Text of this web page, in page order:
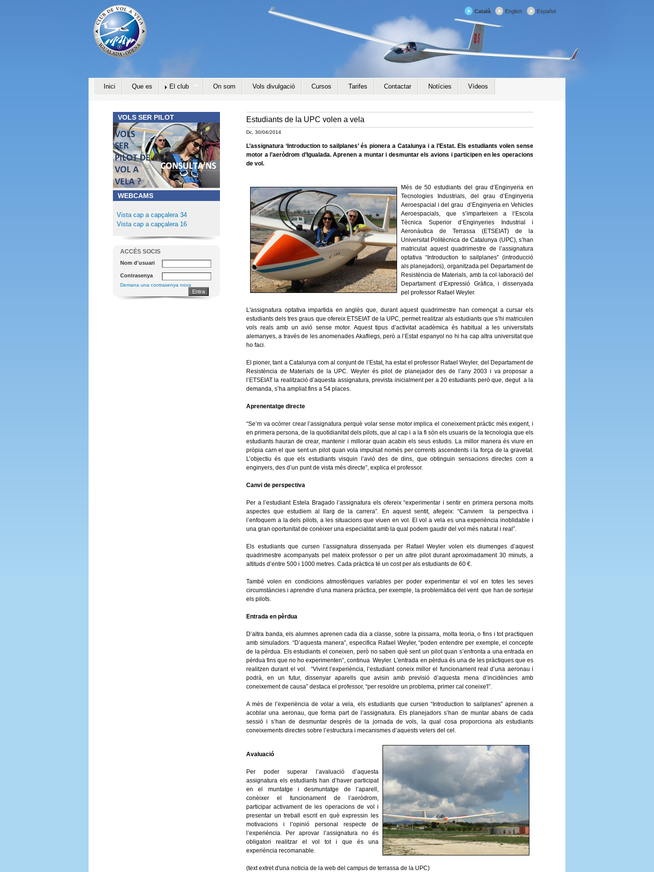
Català English Español
Estudiants de la UPC volen a vela
Dc, 30/04/2014
L’assignatura ‘Introduction to sailplanes’ és pionera a Catalunya i a l’Estat. Els estudiants volen sense
motor a l’aeròdrom d’Igualada. Aprenen a muntar i desmuntar els avions i participen en les operacions
de vol.
Més de 50 estudiants del grau d’Enginyeria en
Tecnologies Industrials, del grau d’Enginyeria
Aeroespacial i del grau d’Enginyeria en Vehicles
Aeroespacials, que s’imparteixen a l‘Escola
Tècnica Superior d’Enginyeries Industrial i
Aeronàutica de Terrassa (ETSEIAT) de la
Universitat Politècnica de Catalunya (UPC), s’han
matriculat aquest quadrimestre de l’assignatura
optativa “Introduction to sailplanes” (introducció
als planejadors), organitzada pel Departament de
Resistència de Materials, amb la col·laboració del
Departament d’Expressió Gràfica, i dissenyada
pel professor Rafael Weyler.
L'assignatura optativa impartida en anglès que, durant aquest quadrimestre han començat a cursar els
estudiants dels tres graus que ofereix ETSEIAT de la UPC, permet realitzar als estudiants que s’hi matriculen
vols reals amb un avió sense motor. Aquest tipus d’activitat acadèmica és habitual a les universitats
alemanyes, a través de les anomenades Akafliegs, però a l’Estat espanyol no hi ha cap altra universitat que
ho faci.
El pioner, tant a Catalunya com al conjunt de l’Estat, ha estat el professor Rafael Weyler, del Departament de
Resistència de Materials de la UPC. Weyler és pilot de planejador des de l’any 2003 i va proposar a
l’ETSEIAT la realització d’aquesta assignatura, prevista inicialment per a 20 estudiants però que, degut a la
demanda, s’ha ampliat fins a 54 places.
Aprenentatge directe
“Se’m va ocórrer crear l’assignatura perquè volar sense motor implica el coneixement pràctic més exigent, i
en primera persona, de la quotidianitat dels pilots, que al cap i a la fi són els usuaris de la tecnologia que els
estudiants hauran de crear, mantenir i millorar quan acabin els seus estudis. La millor manera és viure en
pròpia carn el que sent un pilot quan vola impulsat només per corrents ascendents i la força de la gravetat.
L’objectiu és que els estudiants visquin l’avió des de dins, que obtinguin sensacions directes com a
enginyers, des d’un punt de vista més directe”, explica el professor.
Canvi de perspectiva
Per a l’estudiant Estela Bragado l’assignatura els ofereix “experimentar i sentir en primera persona molts
aspectes que estudiem al llarg de la carrera”. En aquest sentit, afegeix: “Canviem la perspectiva i
l’enfoquem a la dels pilots, a les situacions que viuen en vol. El vol a vela es una experiència inoblidable i
una gran oportunitat de conèixer una especialitat amb la qual podem gaudir del vol més natural i real”.
Els estudiants que cursen l’assignatura dissenyada per Rafael Weyler volen els diumenges d’aquest
quadrimestre acompanyats pel mateix professor o per un altre pilot durant aproximadament 30 minuts, a
altituds d’entre 500 i 1000 metres. Cada pràctica té un cost per als estudiants de 60 €.
També volen en condicions atmosfèriques variables per poder experimentar el vol en totes les seves
circumstàncies i aprendre d’una manera pràctica, per exemple, la problemàtica del vent que han de sortejar
els pilots.
Entrada en pèrdua
D’altra banda, els alumnes aprenen cada dia a classe, sobre la pissarra, molta teoria, o fins i tot practiquen
amb simuladors. “D’aquesta manera”, especifica Rafael Weyler, “poden entendre per exemple, el concepte
de la pèrdua. Els estudiants el coneixen, però no saben què sent un pilot quan s’enfronta a una entrada en
pèrdua fins que no ho experimenten”, continua Weyler. L'entrada en pèrdua és una de les pràctiques que es
realitzen durant el vol. “Vivint l’experiència, l’estudiant coneix millor el funcionament real d’una aeronau i
podrà, en un futur, dissenyar aparells que avisin amb previsió d’aquesta mena d’incidències amb
coneixement de causa” destaca el professor, “per resoldre un problema, primer cal coneixe'l”.
A més de l’experiència de volar a vela, els estudiants que cursen “Introduction to sailplanes” aprenen a
acoblar una aeronau, que forma part de l’assignatura. Els planejadors s’han de muntar abans de cada
sessió i s’han de desmuntar desprès de la jornada de vols, la qual cosa proporciona als estudiants
coneixements directes sobre l’estructura i mecanismes d’aquests velers del cel.
Avaluació
Per poder superar l’avaluació d’aquesta
assignatura els estudiants han d’haver participat
en el muntatge i desmuntatge de l’aparell,
conèixer el funcionament de l’aeròdrom,
participar activament de les operacions de vol i
presentar un treball escrit en què expressin les
motivacions i l’opinió personal respecte de
l’experiència. Per aprovar l’assignatura no és
obligatori realitzar el vol tot i que és una
experiència recomanable.
(text extret d'una noticia de la web del campus de terrassa de la UPC)
Inici Que es El club On som Vols divulgació Cursos Tarifes Contactar Notícies Vídeos
VOLS SER PILOT
WEBCAMS
Vista cap a capçalera 34
Vista cap a capçalera 16
ACCÉS SOCIS
Nom d'usuari
Contrasenya
Demana una contrasenya nova